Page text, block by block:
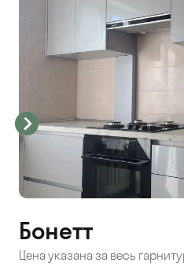
Бонетт
Цена указана за весь